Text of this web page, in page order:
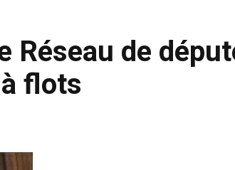
Réseau de
flots